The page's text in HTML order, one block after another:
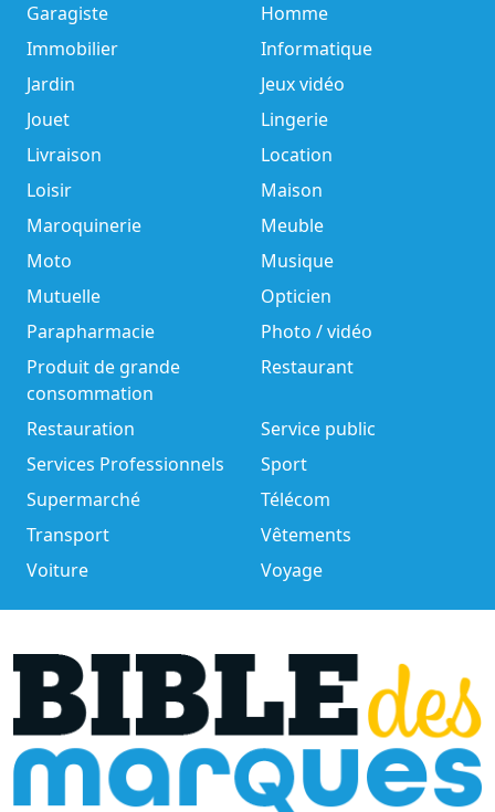
Garagiste
Homme
Immobilier
Informatique
Jardin
Jeux vidéo
Jouet
Lingerie
Livraison
Location
Loisir
Maison
Maroquinerie
Meuble
Moto
Musique
Mutuelle
Opticien
Parapharmacie
Photo / vidéo
Produit de grande
consommation
Restaurant
Restauration
Service public
Services Professionnels
Sport
Supermarché
Télécom
Transport
Vêtements
Voiture
Voyage